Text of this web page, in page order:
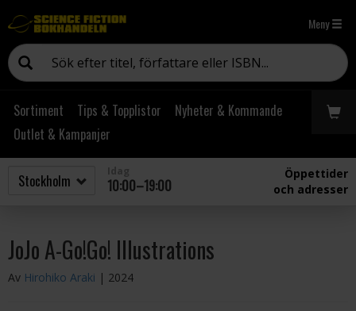
Meny
Sortiment Tips & Topplistor
Nyheter & Kommande
Outlet & Kampanjer
10:00–19:00
Öppettider
och adresser
JoJo A-Go!Go! Illustrations
Av Hirohiko Araki | 2024